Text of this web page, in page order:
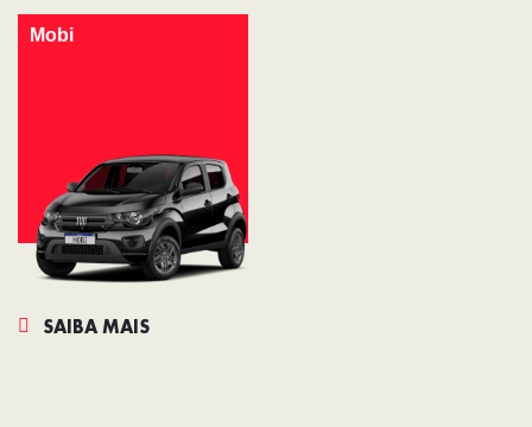
Mobi
SAIBA MAIS